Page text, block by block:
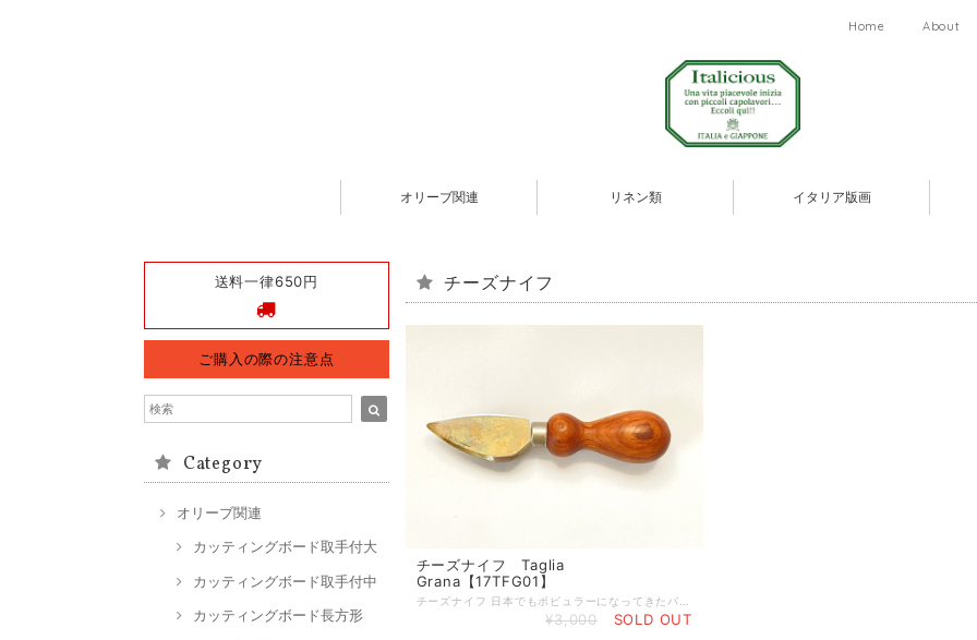
Home About
オリーブ関連 リネン類 イタリア版画
送料一律650円
ご購入の際の注意点
Category
オリーブ関連
カッティングボード取手付大
カッティングボード取手付中
カッティングボード長方形
チーズナイフ
チーズナイフ Taglia
Grana【17TFG01】
¥3,000 SOLD OUT